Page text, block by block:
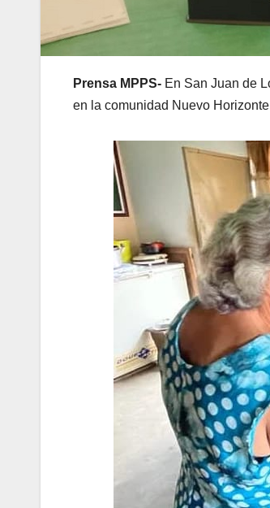
Prensa MPPS- En San Juan de
en la comunidad Nuevo